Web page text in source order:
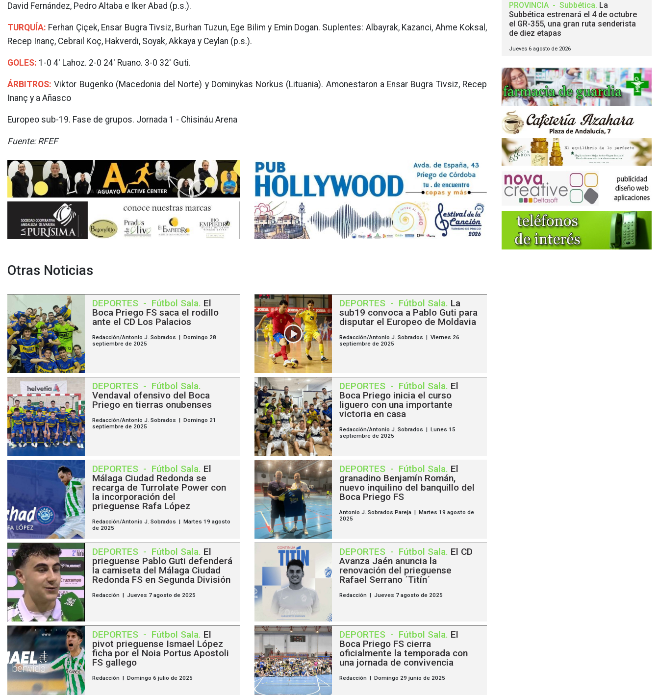
David Fernández, Pedro Altaba e Iker Abad (p.s.).
TURQUÍA: Ferhan Çiçek, Ensar Bugra Tivsiz, Burhan Tuzun, Ege Bilim y Emin Dogan. Suplentes: Albayrak, Kazanci, Ahme Koksal,
Recep Inanç, Cebrail Koç, Hakverdi, Soyak, Akkaya y Ceylan (p.s.).
GOLES: 1-0 4' Lahoz. 2-0 24' Ruano. 3-0 32' Guti.
ÁRBITROS: Viktor Bugenko (Macedonia del Norte) y Dominykas Norkus (Lituania). Amonestaron a Ensar Bugra Tivsiz, Recep
Inanç y a Añasco
Europeo sub-19. Fase de grupos. Jornada 1 - Chisináu Arena
Fuente: RFEF
Otras Noticias
DEPORTES - Fútbol Sala. El
Boca Priego FS saca el rodillo
ante el CD Los Palacios
Redacción/Antonio J. Sobrados | Domingo 28
septiembre de 2025
DEPORTES - Fútbol Sala. La
sub19 convoca a Pablo Guti para
disputar el Europeo de Moldavia
Redacción/Antonio J. Sobrados | Viernes 26
septiembre de 2025
DEPORTES - Fútbol Sala.
Vendaval ofensivo del Boca
Priego en tierras onubenses
Redacción/Antonio J. Sobrados | Domingo 21
septiembre de 2025
DEPORTES - Fútbol Sala. El
Boca Priego inicia el curso
liguero con una importante
victoria en casa
Redacción/Antonio J. Sobrados | Lunes 15
septiembre de 2025
DEPORTES - Fútbol Sala. El
Málaga Ciudad Redonda se
recarga de Turrolate Power con
la incorporación del
prieguense Rafa López
Redacción/Antonio J. Sobrados | Martes 19 agosto
de 2025
DEPORTES - Fútbol Sala. El
granadino Benjamín Román,
nuevo inquilino del banquillo del
Boca Priego FS
Antonio J. Sobrados Pareja | Martes 19 agosto de
2025
DEPORTES - Fútbol Sala. El
prieguense Pablo Guti defenderá
la camiseta del Málaga Ciudad
Redonda FS en Segunda División
Redacción | Jueves 7 agosto de 2025
DEPORTES - Fútbol Sala. El CD
Avanza Jaén anuncia la
renovación del prieguense
Rafael Serrano ´Titín´
Redacción | Jueves 7 agosto de 2025
DEPORTES - Fútbol Sala. El
pivot prieguense Ismael López
ficha por el Noia Portus Apostoli
FS gallego
Redacción | Domingo 6 julio de 2025
DEPORTES - Fútbol Sala. El
Boca Priego FS cierra
oficialmente la temporada con
una jornada de convivencia
Redacción | Domingo 29 junio de 2025
PROVINCIA - Subbética. La
Subbética estrenará el 4 de octubre
el GR-355, una gran ruta senderista
de diez etapas
Jueves 6 agosto de 2026